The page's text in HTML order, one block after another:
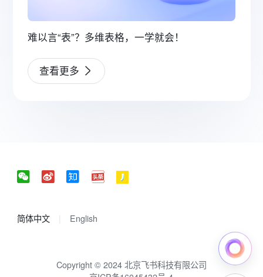
难以言“表”？多维表格，一学就会！
查看更多
简体中文 English
Copyright © 2024 北京飞书科技有限公司